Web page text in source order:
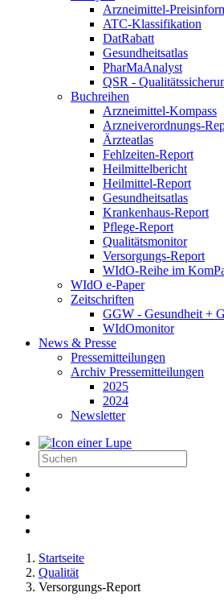
Arzneimittel-
ATC-Klassifikation
DatRabatt
Gesundheitsatlas
PharMaAnalyst
QSR -
Buchreihen
Arzneimittel-Kompass
Arzneiverordnungs-
Ärzteatlas
Fehlzeiten-Report
Heilmittelbericht
Heilmittel-Report
Gesundheitsatlas
Krankenhaus-Report
Pflege-Report
Qualitätsmonitor
Versorgungs-Report
WIdO-Reihe im
WIdO e-Paper
Zeitschriften
GGW - Gesundheit +
WIdOmonitor
News & Presse
Pressemitteilungen
Archiv Pressemitteilungen
2025
2024
Newsletter
Startseite
Qualität
Versorgungs-Report